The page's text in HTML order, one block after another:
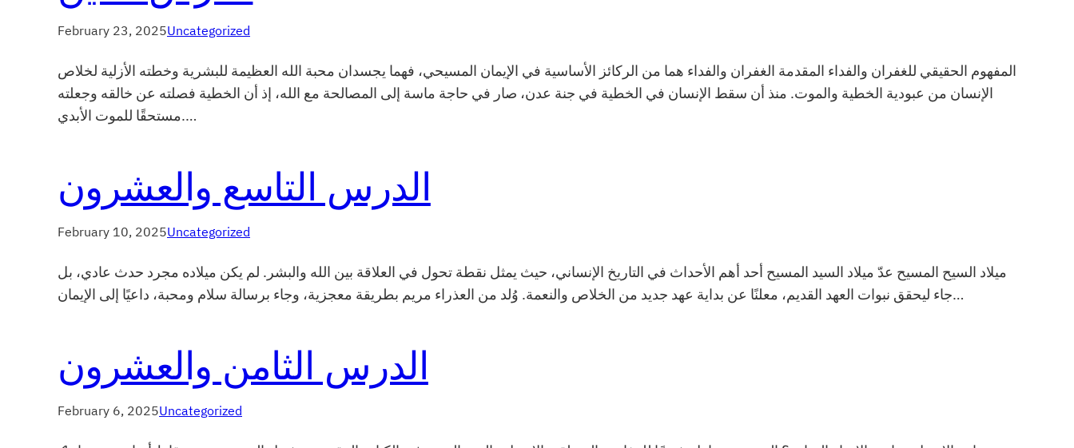
February 23, 2025Uncategorized
المفهوم الحقيقي للغفران والفداء المقدمة الغفران والفداء هما من الركائز الأساسية في الإيمان المسيحي، فهما يجسدان محبة الله العظيمة للبشرية وخطته الأزلية لخلاص
الإنسان من عبودية الخطية والموت. منذ أن سقط الإنسان في الخطية في جنة عدن، صار في حاجة ماسة إلى المصالحة مع الله، إذ أن الخطية فصلته عن خالقه وجعلته
مستحقًا للموت الأبدي.…
الدرس التاسع والعشرون
February 10, 2025Uncategorized
ميلاد السيح المسيح عدّ ميلاد السيد المسيح أحد أهم الأحداث في التاريخ الإنساني، حيث يمثل نقطة تحول في العلاقة بين الله والبشر. لم يكن ميلاده مجرد حدث عادي، بل
جاء ليحقق نبوات العهد القديم، معلنًا عن بداية عهد جديد من الخلاص والنعمة. وُلد من العذراء مريم بطريقة معجزية، وجاء برسالة سلام ومحبة، داعيًا إلى الإيمان…
الدرس الثامن والعشرون
February 6, 2025Uncategorized